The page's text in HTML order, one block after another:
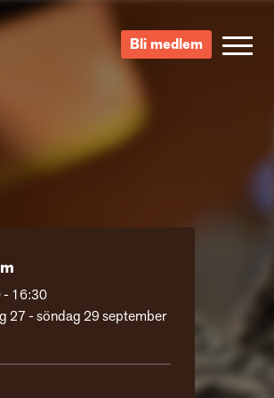
Bli medlem
- 16:30
27 - söndag 29 september